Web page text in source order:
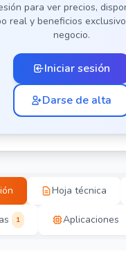
para ver precios,
real y beneficios
negocio.
Iniciar sesión
Darse de alta
Hoja técnica
1 Aplicaciones